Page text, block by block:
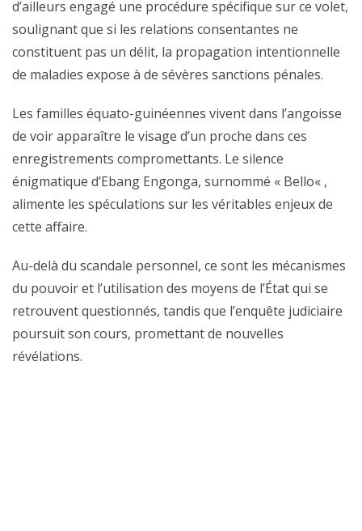
d’ailleurs engagé une procédure spécifique sur ce volet,
soulignant que si les relations consentantes ne
constituent pas un délit, la propagation intentionnelle
de maladies expose à de sévères sanctions pénales.
Les familles équato-guinéennes vivent dans l’angoisse
de voir apparaître le visage d’un proche dans ces
enregistrements compromettants. Le silence
énigmatique d’Ebang Engonga, surnommé « Bello« ,
alimente les spéculations sur les véritables enjeux de
cette affaire.
Au-delà du scandale personnel, ce sont les mécanismes
du pouvoir et l’utilisation des moyens de l’État qui se
retrouvent questionnés, tandis que l’enquête judiciaire
poursuit son cours, promettant de nouvelles
révélations.